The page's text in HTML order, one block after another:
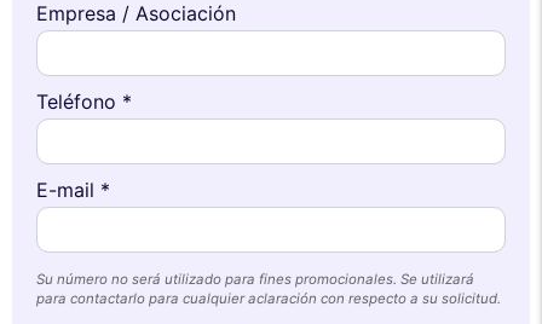
Empresa / Asociación
Teléfono *
E-mail *
Su número no será utilizado para fines promocionales. Se utilizará
para contactarlo para cualquier aclaración con respecto a su solicitud.